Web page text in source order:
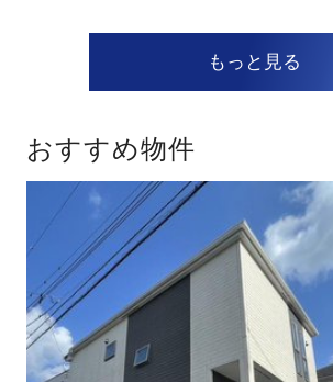
もっと見る
おすすめ物件